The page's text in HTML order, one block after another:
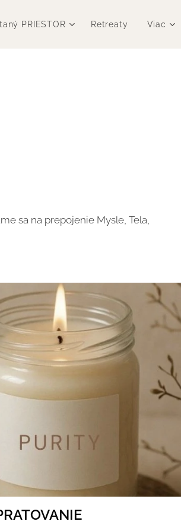
PRIESTOR Retreaty Viac
sa na prepojenie Mysle, Tela,